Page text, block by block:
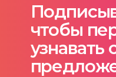
чтобы
узнавать